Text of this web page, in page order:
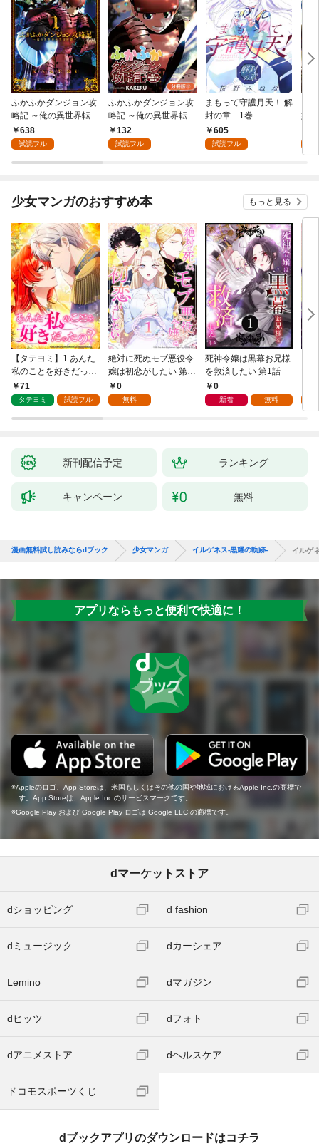
ふかふかダンジョン攻
略記 ～俺の異世界転生
冒険譚～ 1巻
638
試読フル
ふかふかダンジョン攻
略記 ～俺の異世界転生
冒険譚～【分冊版】 1
巻
132
試読フル
まもって守護月天！ 解
封の章 1巻
605
試読フル
嬢
隊
版
少女マンガのおすすめ本 もっと見る
【タテヨミ】1.あんた
私のことを好きだった
の？
71
タテヨミ 試読フル
絶対に死ぬモブ悪役令
嬢は初恋がしたい 第1
話0
無料
死神令嬢は黒幕お兄様
を救済したい 第1話
0
新着 無料
な
新刊配信予定 ランキング
キャンペーン 無料
漫画無料試し読みならdブック 少女マンガ イルゲネス-黒耀の軌跡- イルゲ
アプリならもっと便利で快適に！
Appleのロゴ、App Storeは、米国もしくはその他の国や地域におけるApple Inc.の商標で
す。App Storeは、Apple Inc.のサービスマークです。
Google Play および Google Play ロゴは Google LLC の商標です。
dマーケットストア
dショッピング d fashion
dミュージック dカーシェア
Lemino dマガジン
dヒッツ dフォト
dアニメストア dヘルスケア
ドコモスポーツくじ
dブックアプリのダウンロードはコチラ